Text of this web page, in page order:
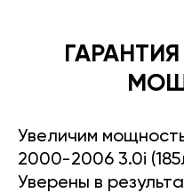
Увеличим
2000-2006 3.0i
Уверены в